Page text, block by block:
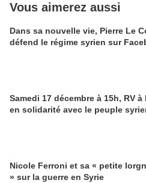
Vous aimerez aussi
Dans sa nouvelle vie, Pierre Le
défend le régime syrien sur
Samedi 17 décembre à 15h, RV
en solidarité avec le peuple
Nicole Ferroni et sa « petite
» sur la guerre en Syrie